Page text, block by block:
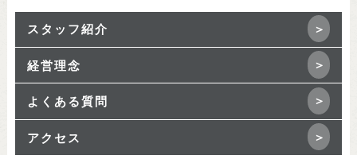
スタッフ紹介
経営理念
よくある質問
アクセス